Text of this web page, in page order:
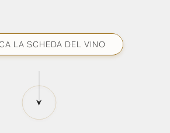
LA SCHEDA DEL VINO